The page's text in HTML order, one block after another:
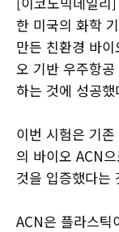
한 미국의 화학
만든 친환경 바
오 기반 우주항
하는 것에 성공
이번 시험은 기
의 바이오 ACN
것을 입증했다는
ACN은 플라스틱